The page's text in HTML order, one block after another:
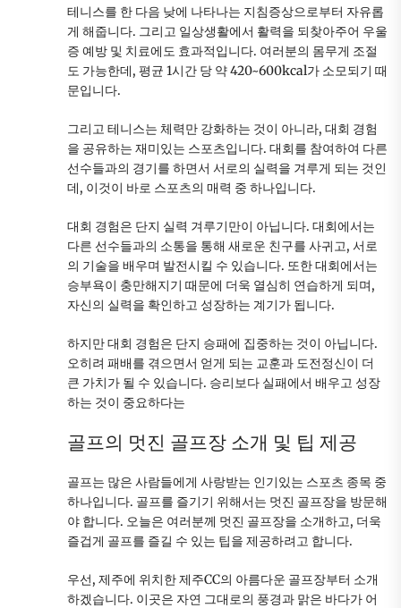
테니스를 한 다음 낮에 나타나는 지침증상으로부터 자유롭
게 해줍니다. 그리고 일상생활에서 활력을 되찾아주어 우울
증 예방 및 치료에도 효과적입니다. 여러분의 몸무게 조절
도 가능한데, 평균 1시간 당 약 420~600kcal가 소모되기 때
문입니다.
그리고 테니스는 체력만 강화하는 것이 아니라, 대회 경험
을 공유하는 재미있는 스포츠입니다. 대회를 참여하여 다른
선수들과의 경기를 하면서 서로의 실력을 겨루게 되는 것인
데, 이것이 바로 스포츠의 매력 중 하나입니다.
대회 경험은 단지 실력 겨루기만이 아닙니다. 대회에서는
다른 선수들과의 소통을 통해 새로운 친구를 사귀고, 서로
의 기술을 배우며 발전시킬 수 있습니다. 또한 대회에서는
승부욕이 충만해지기 때문에 더욱 열심히 연습하게 되며,
자신의 실력을 확인하고 성장하는 계기가 됩니다.
하지만 대회 경험은 단지 승패에 집중하는 것이 아닙니다.
오히려 패배를 겪으면서 얻게 되는 교훈과 도전정신이 더
큰 가치가 될 수 있습니다. 승리보다 실패에서 배우고 성장
하는 것이 중요하다는
골프의 멋진 골프장 소개 및 팁 제공
골프는 많은 사람들에게 사랑받는 인기있는 스포츠 종목 중
하나입니다. 골프를 즐기기 위해서는 멋진 골프장을 방문해
야 합니다. 오늘은 여러분께 멋진 골프장을 소개하고, 더욱
즐겁게 골프를 즐길 수 있는 팁을 제공하려고 합니다.
우선, 제주에 위치한 제주CC의 아름다운 골프장부터 소개
하겠습니다. 이곳은 자연 그대로의 풍경과 맑은 바다가 어